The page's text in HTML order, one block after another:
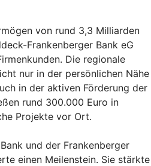
von rund 3,3 Milliarden
Frankenberger Bank eG
Die regionale
nur in der persönlichen Nähe
in der aktiven Förderung der
rund 300.000 Euro in
Projekte vor Ort.
und der Frankenberger
einen Meilenstein. Sie stärkte